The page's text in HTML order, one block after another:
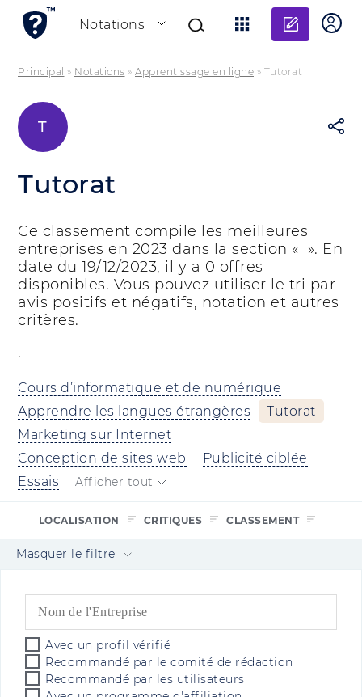
Notations
Principal » Notations » Apprentissage en ligne » Tutorat
T
Tutorat
Ce classement compile les meilleures
entreprises en 2023 dans la section « ». En
date du 19/12/2023, il y a 0 offres
disponibles. Vous pouvez utiliser le tri par
avis positifs et négatifs, notation et autres
critères.
.
Cours d’informatique et de numérique
Apprendre les langues étrangères
Tutorat
Marketing sur Internet
Conception de sites web
Publicité ciblée
Essais
Afficher tout
LOCALISATION CRITIQUES CLASSEMENT
Masquer le filtre
Avec un profil vérifié
Recommandé par le comité de rédaction
Recommandé par les utilisateurs